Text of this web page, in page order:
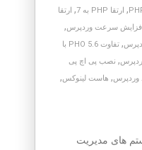
, ارتقا PHP به 7 , ارتقا
سرعت وردپرس,
,
تفاوت PHO 5.6 با
, نصب پی اچ پی
وردپرس, هاست لینوکس,
های مدیریت